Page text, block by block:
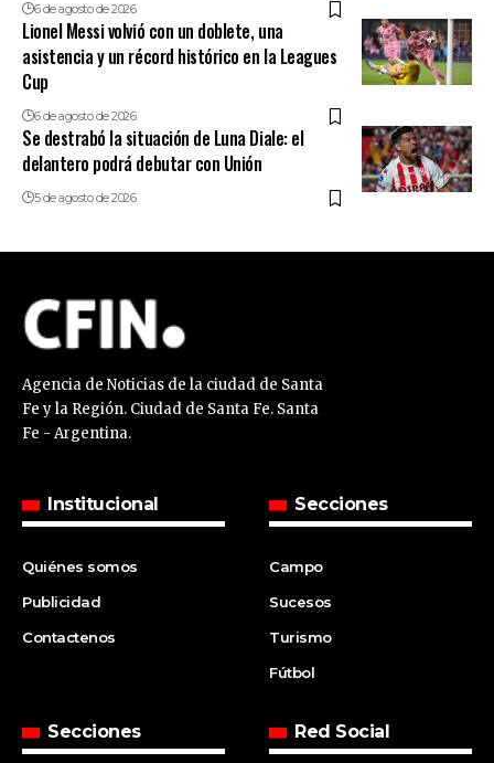
6 de agosto de 2026
Lionel Messi volvió con un doblete, una
asistencia y un récord histórico en la Leagues
Cup
6 de agosto de 2026
Se destrabó la situación de Luna Diale: el
delantero podrá debutar con Unión
5 de agosto de 2026
Agencia de Noticias de la ciudad de Santa
Fe y la Región. Ciudad de Santa Fe. Santa
Fe - Argentina.
Institucional
Quiénes somos
Publicidad
Contactenos
Secciones
Campo
Sucesos
Turismo
Fútbol
Secciones Red Social